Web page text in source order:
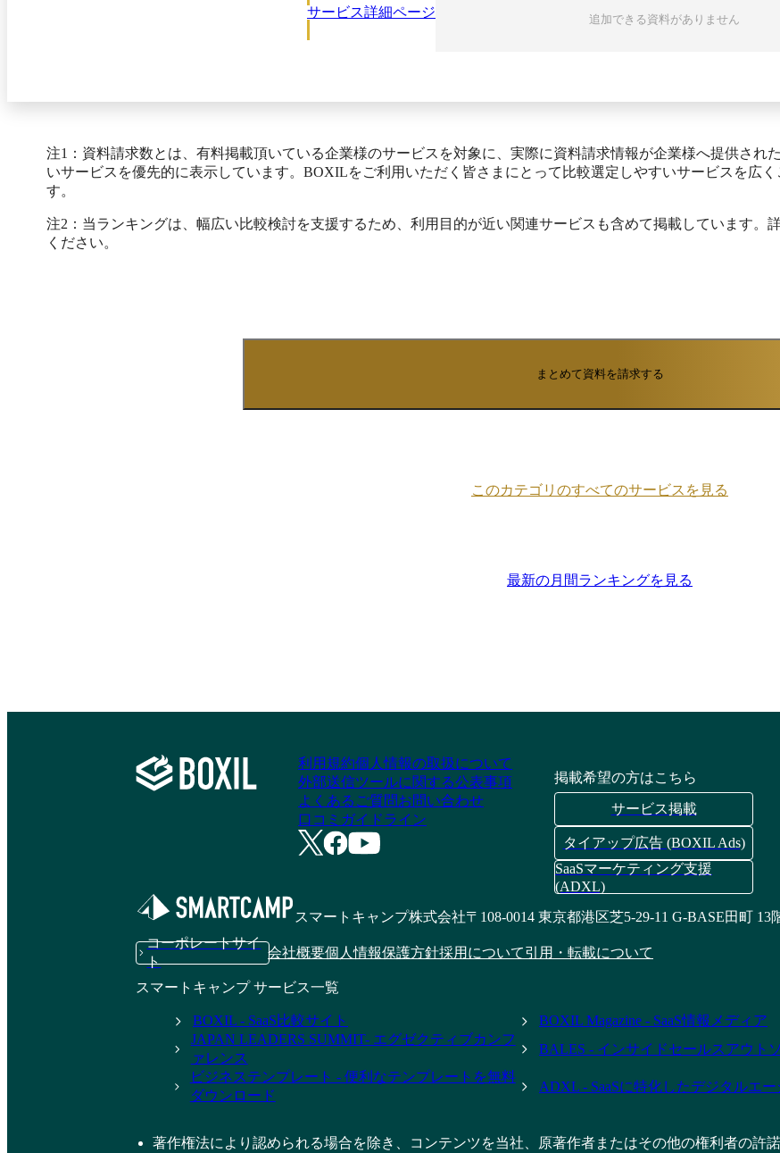
サービス詳細ページ 追加できる資料がありません
注1：資料請求数とは、有料掲載頂いている企業様のサービスを対象に、実際に資料請求情報が企業様へ提供され
いサービスを優先的に表示しています。BOXILをご利用いただく皆さまにとって比較選定しやすいサービスを広
す。
注2：当ランキングは、幅広い比較検討を支援するため、利用目的が近い関連サービスも含めて掲載しています。
ください。
まとめて資料を請求する
このカテゴリのすべてのサービスを見る
最新の月間ランキングを見る
利用規約個人情報の取扱について
外部送信ツールに関する公表事項
よくあるご質問お問い合わせ
口コミガイドライン
掲載希望の方はこちら
サービス掲載
タイアップ広告 (BOXIL Ads)
SaaSマーケティング支援
(ADXL)
スマートキャンプ株式会社〒108-0014 東京都港区芝5-29-11 G-BASE田町 13
コーポレートサイ
ト
会社概要個人情報保護方針採用について引用・転載について
スマートキャンプ サービス一覧
BOXIL - SaaS比較サイト BOXIL Magazine - SaaS情報メディア
JAPAN LEADERS SUMMIT- エグゼクティブカンフ
ァレンス
BALES - インサイドセールスアウト
ビジネステンプレート - 便利なテンプレートを無料
ダウンロード
ADXL - SaaSに特化したデジタルエ
著作権法により認められる場合を除き、コンテンツを当社、原著作者またはその他の権利者の